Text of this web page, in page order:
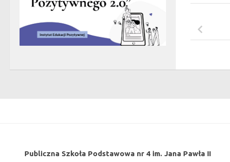
Publiczna Szkoła Podstawowa nr 4 im. Jana Pawła II